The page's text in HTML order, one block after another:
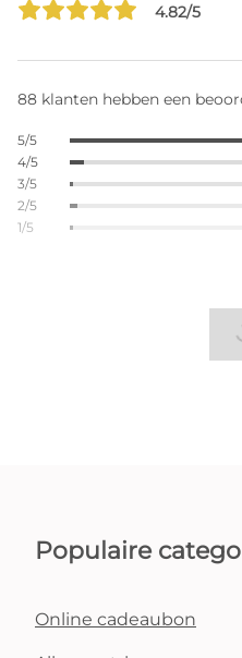
4.82/5
88 klanten hebben een
5/5
4/5
3/5
2/5
1/5
Populaire
Online cadeaubon